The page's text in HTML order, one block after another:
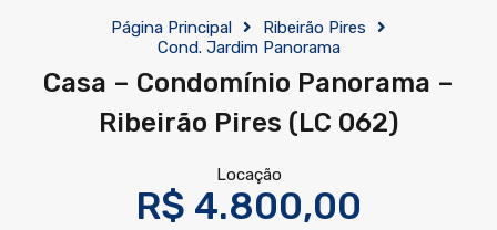
Página Principal
Ribeirão Pires
Cond. Jardim Panorama
Casa – Condomínio Panorama –
Ribeirão Pires (LC 062)
Locação
R$ 4.800,00